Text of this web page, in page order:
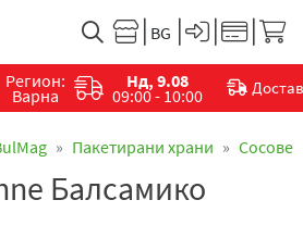
Регион:
Варна
Нд, 9.08
09:00 - 10:00
Пакетирани храни Сосове
Балсамико